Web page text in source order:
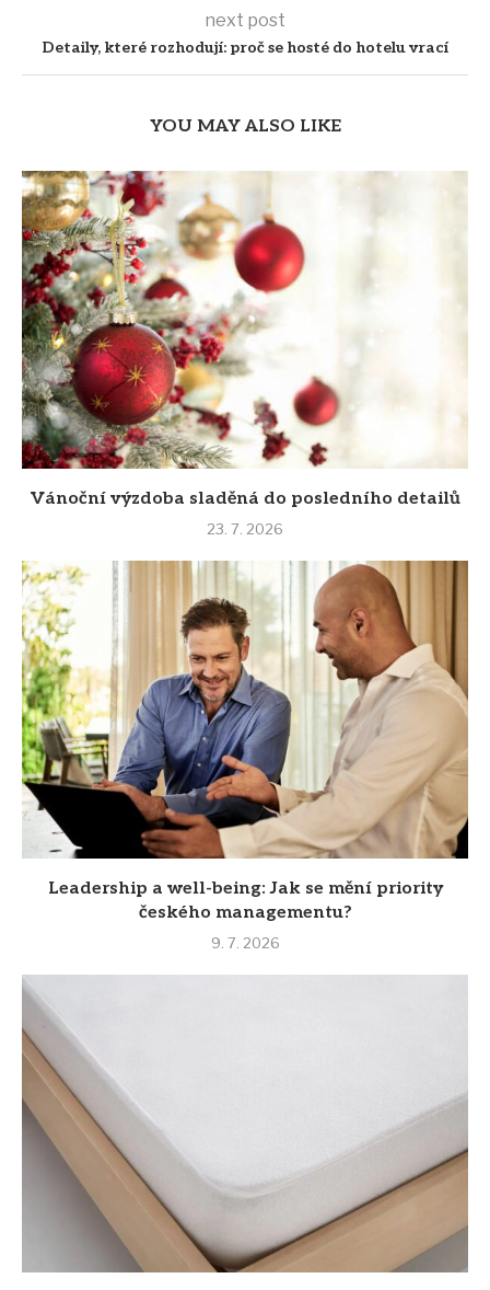
next post
Detaily, které rozhodují: proč se hosté do hotelu vrací
YOU MAY ALSO LIKE
Vánoční výzdoba sladěná do posledního detailů
23. 7. 2026
Leadership a well-being: Jak se mění priority
českého managementu?
9. 7. 2026